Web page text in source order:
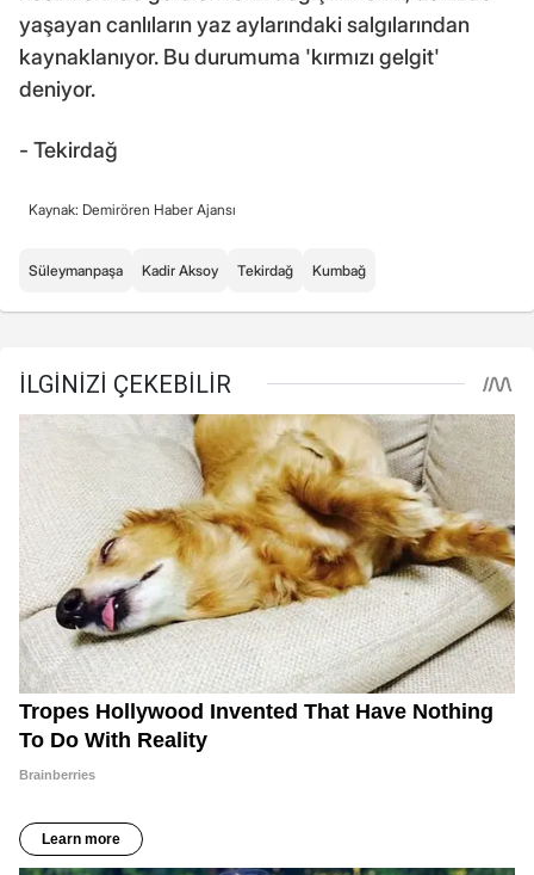
yaşayan canlıların yaz aylarındaki salgılarından
kaynaklanıyor. Bu durumuma 'kırmızı gelgit'
deniyor.
- Tekirdağ
Kaynak: Demirören Haber Ajansı
Süleymanpaşa Kadir Aksoy Tekirdağ Kumbağ